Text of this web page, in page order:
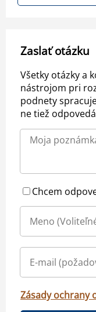
Zaslať otázku
Všetky otázky a
nástrojom pri
podnety
ne tiež
Chcem
Zásady ochrany